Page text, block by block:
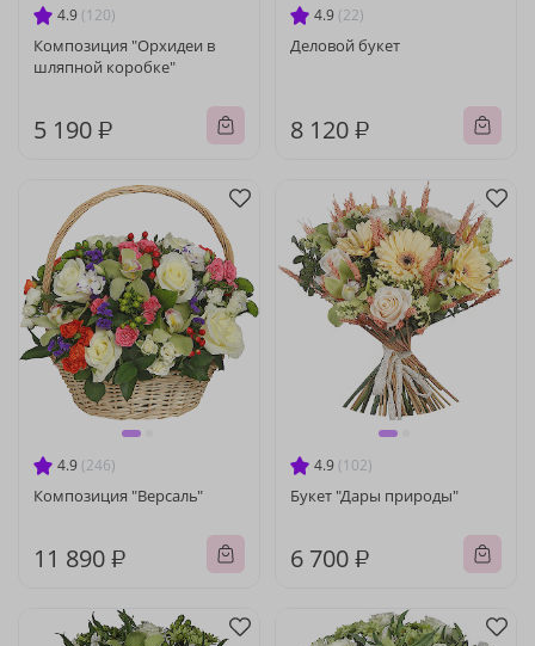
4.9 (120)
Композиция "Орхидеи в
шляпной коробке"
5 190 ₽
4.9 (22)
Деловой букет
8 120 ₽
4.9 (246)
Композиция "Версаль"
11 890 ₽
4.9 (102)
Букет "Дары природы"
6 700 ₽